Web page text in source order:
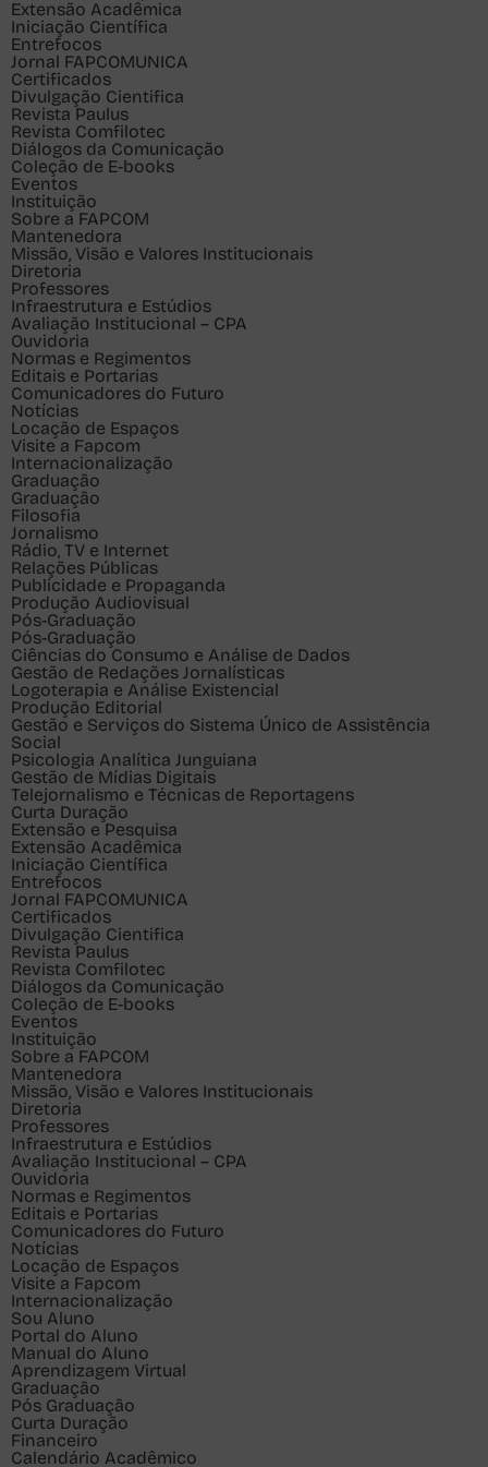
Extensão Acadêmica
Iniciação Científica
Entrefocos
Jornal FAPCOMUNICA
Certificados
Divulgação Cientifica
Revista Paulus
Revista Comfilotec
Diálogos da Comunicação
Coleção de E-books
Eventos
Instituição
Sobre a FAPCOM
Mantenedora
Missão, Visão e Valores Institucionais
Diretoria
Professores
Infraestrutura e Estúdios
Avaliação Institucional – CPA
Ouvidoria
Normas e Regimentos
Editais e Portarias
Comunicadores do Futuro
Notícias
Locação de Espaços
Visite a Fapcom
Internacionalização
Graduação
Graduação
Filosofia
Jornalismo
Rádio, TV e Internet
Relações Públicas
Publicidade e Propaganda
Produção Audiovisual
Pós-Graduação
Pós-Graduação
Ciências do Consumo e Análise de Dados
Gestão de Redações Jornalísticas
Logoterapia e Análise Existencial
Produção Editorial
Gestão e Serviços do Sistema Único de Assistência
Social
Psicologia Analítica Junguiana
Gestão de Mídias Digitais
Telejornalismo e Técnicas de Reportagens
Curta Duração
Extensão e Pesquisa
Extensão Acadêmica
Iniciação Científica
Entrefocos
Jornal FAPCOMUNICA
Certificados
Divulgação Cientifica
Revista Paulus
Revista Comfilotec
Diálogos da Comunicação
Coleção de E-books
Eventos
Instituição
Sobre a FAPCOM
Mantenedora
Missão, Visão e Valores Institucionais
Diretoria
Professores
Infraestrutura e Estúdios
Avaliação Institucional – CPA
Ouvidoria
Normas e Regimentos
Editais e Portarias
Comunicadores do Futuro
Notícias
Locação de Espaços
Visite a Fapcom
Internacionalização
Sou Aluno
Portal do Aluno
Manual do Aluno
Aprendizagem Virtual
Graduação
Pós Graduação
Curta Duração
Financeiro
Calendário Acadêmico